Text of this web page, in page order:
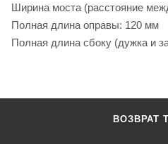
Ширина моста (расстояние
Полная длина оправы: 120 мм
Полная длина сбоку (дужка и
ВОЗВРАТ